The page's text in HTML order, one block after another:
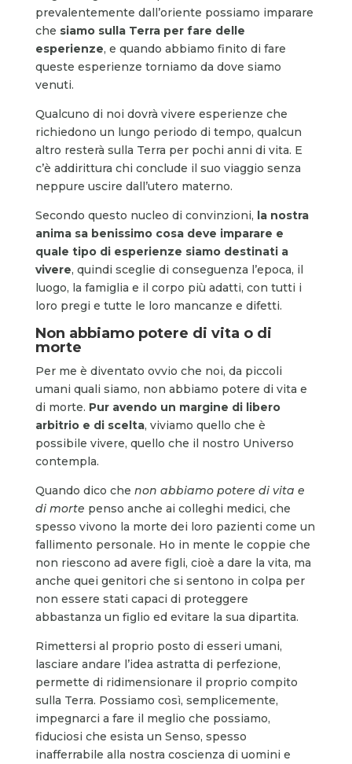
prevalentemente dall’oriente possiamo imparare
che siamo sulla Terra per fare delle
esperienze, e quando abbiamo finito di fare
queste esperienze torniamo da dove siamo
venuti.
Qualcuno di noi dovrà vivere esperienze che
richiedono un lungo periodo di tempo, qualcun
altro resterà sulla Terra per pochi anni di vita. E
c’è addirittura chi conclude il suo viaggio senza
neppure uscire dall’utero materno.
Secondo questo nucleo di convinzioni, la nostra
anima sa benissimo cosa deve imparare e
quale tipo di esperienze siamo destinati a
vivere, quindi sceglie di conseguenza l’epoca, il
luogo, la famiglia e il corpo più adatti, con tutti i
loro pregi e tutte le loro mancanze e difetti.
Non abbiamo potere di vita o di
morte
Per me è diventato ovvio che noi, da piccoli
umani quali siamo, non abbiamo potere di vita e
di morte. Pur avendo un margine di libero
arbitrio e di scelta, viviamo quello che è
possibile vivere, quello che il nostro Universo
contempla.
Quando dico che non abbiamo potere di vita e
di morte penso anche ai colleghi medici, che
spesso vivono la morte dei loro pazienti come un
fallimento personale. Ho in mente le coppie che
non riescono ad avere figli, cioè a dare la vita, ma
anche quei genitori che si sentono in colpa per
non essere stati capaci di proteggere
abbastanza un figlio ed evitare la sua dipartita.
Rimettersi al proprio posto di esseri umani,
lasciare andare l’idea astratta di perfezione,
permette di ridimensionare il proprio compito
sulla Terra. Possiamo così, semplicemente,
impegnarci a fare il meglio che possiamo,
fiduciosi che esista un Senso, spesso
inafferrabile alla nostra coscienza di uomini e